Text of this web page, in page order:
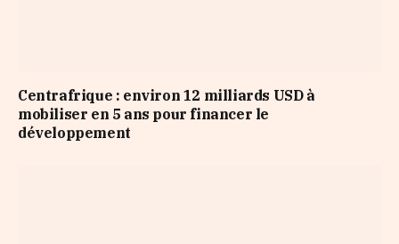
Centrafrique : environ 12 milliards USD à
mobiliser en 5 ans pour financer le
développement